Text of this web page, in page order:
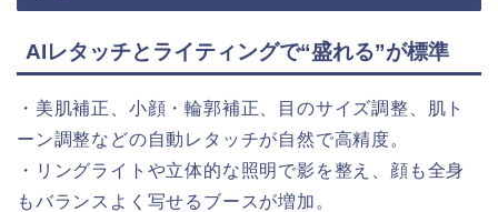
AIレタッチとライティングで“盛れる”が標準
・美肌補正、小顔・輪郭補正、目のサイズ調整、肌ト
ーン調整などの自動レタッチが自然で高精度。
・リングライトや立体的な照明で影を整え、顔も全身
もバランスよく写せるブースが増加。